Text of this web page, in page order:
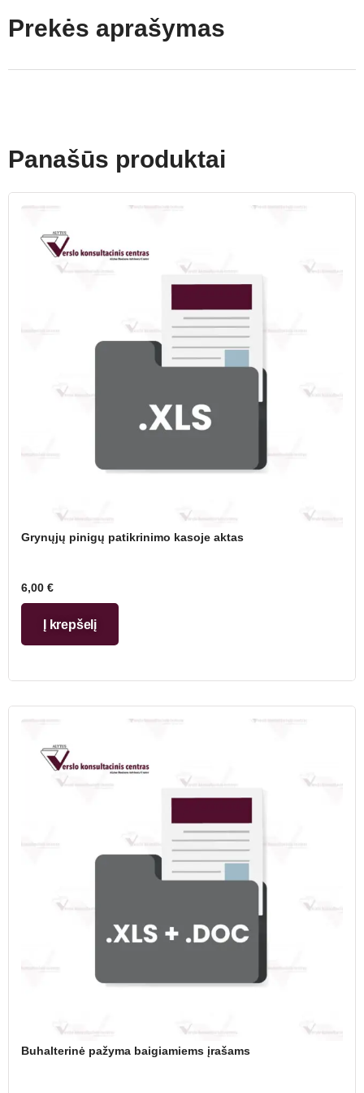
Prekės aprašymas
Panašūs produktai
Grynųjų pinigų patikrinimo kasoje aktas
6,00 €
Į krepšelį
Buhalterinė pažyma baigiamiems įrašams